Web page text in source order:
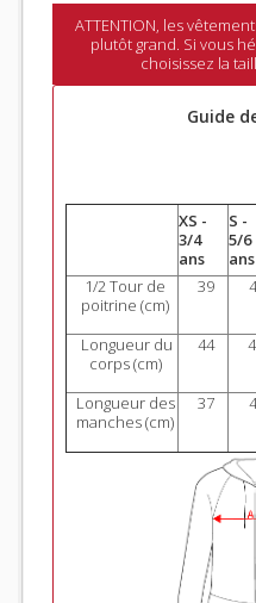
ATTENTION, les
plutôt grand. Si vous
choisissez la
Guide
XS -
3/4
ans
S -
5/6
ans
1/2 Tour de
poitrine (cm)
39
Longueur du
corps (cm)
44
Longueur des
manches (cm)
37